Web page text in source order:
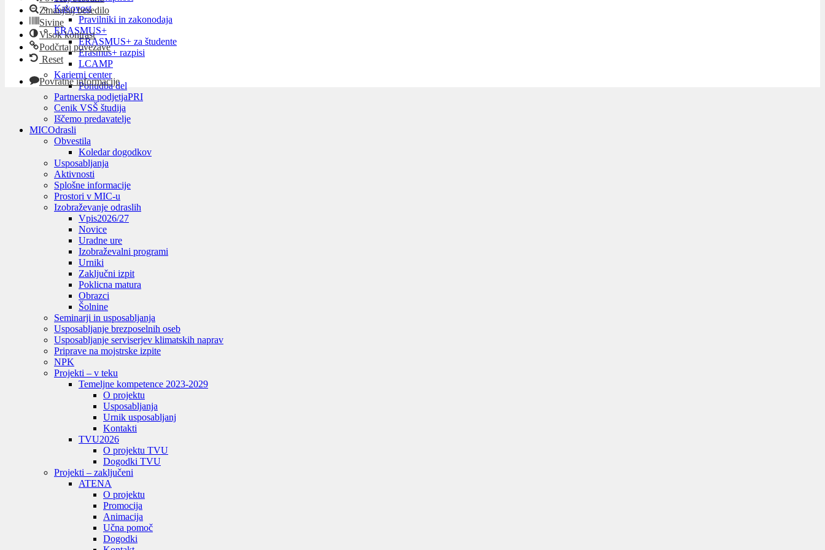
Kakovost
Pravilniki in zakonodaja
ERASMUS+
ERASMUS+ za študente
Erasmus+ razpisi
LCAMP
Karierni center
Ponudba del
Partnerska podjetjaPRI
Cenik VSŠ študija
Iščemo predavatelje
MICOdrasli
Obvestila
Koledar dogodkov
Usposabljanja
Aktivnosti
Splošne informacije
Prostori v MIC-u
Izobraževanje odraslih
Vpis2026/27
Novice
Uradne ure
Izobraževalni programi
Urniki
Zaključni izpit
Poklicna matura
Obrazci
Šolnine
Seminarji in usposabljanja
Usposabljanje brezposelnih oseb
Usposabljanje serviserjev klimatskih naprav
Priprave na mojstrske izpite
NPK
Projekti – v teku
Temeljne kompetence 2023-2029
O projektu
Usposabljanja
Urnik usposabljanj
Kontakti
TVU2026
O projektu TVU
Dogodki TVU
Projekti – zaključeni
ATENA
O projektu
Promocija
Animacija
Učna pomoč
Dogodki
Zmanjšaj besedilo
Sivine
Visok kontrast
Podčrtaj povezave
Reset
Povratne informacije